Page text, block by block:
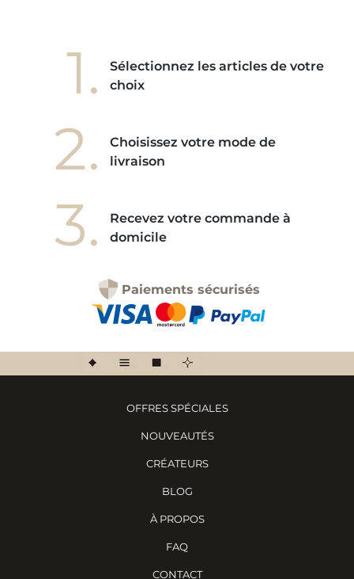
1.
Sélectionnez les articles de votre
choix
2.
Choisissez votre mode de
livraison
3.
Recevez votre commande à
domicile
Paiements sécurisés
OFFRES SPÉCIALES
NOUVEAUTÉS
CRÉATEURS
BLOG
À PROPOS
FAQ
CONTACT